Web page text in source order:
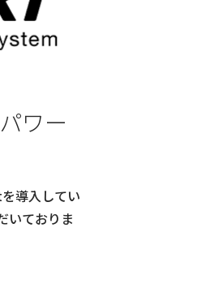
ワー
導入してい
いておりま